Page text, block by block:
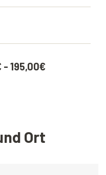
- 195,00€
Ort